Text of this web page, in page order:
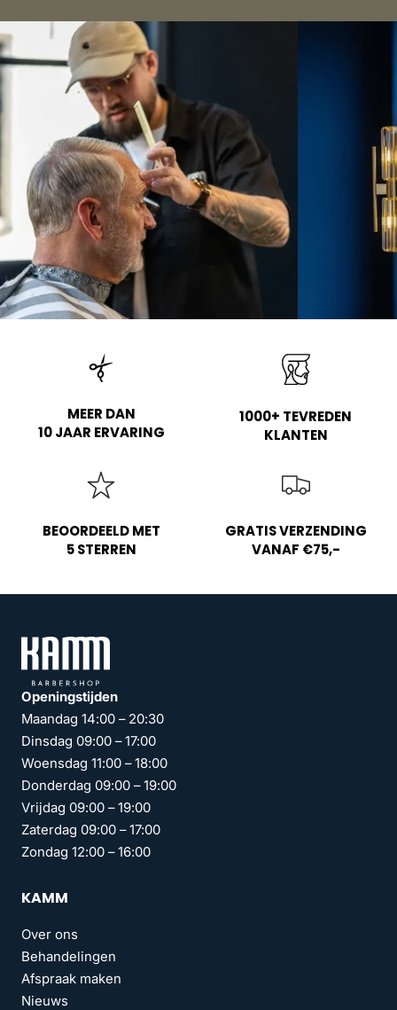
MEER DAN
10 JAAR ERVARING
1000+ TEVREDEN
KLANTEN
BEOORDEELD MET
5 STERREN
GRATIS VERZENDING
VANAF €75,-
Openingstijden
Maandag 14:00 – 20:30
Dinsdag 09:00 – 17:00
Woensdag 11:00 – 18:00
Donderdag 09:00 – 19:00
Vrijdag 09:00 – 19:00
Zaterdag 09:00 – 17:00
Zondag 12:00 – 16:00
KAMM
Over ons
Behandelingen
Afspraak maken
Nieuws